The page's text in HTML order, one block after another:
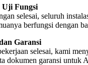
Uji Fungsi
selesai, seluruh
berfungsi dengan
Garansi
selesai, kami
dokumen garansi untuk